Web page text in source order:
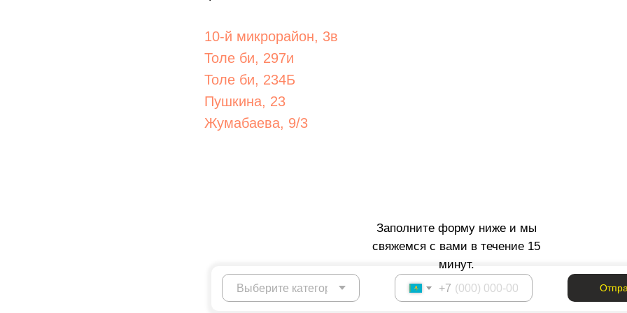
10-й микрорайон, 3в
Толе би, 297и
Толе би, 234Б
Пушкина, 23
Жумабаева, 9/3
+7
Заполните форму ниже и мы
свяжемся с вами в течение 15
минут.